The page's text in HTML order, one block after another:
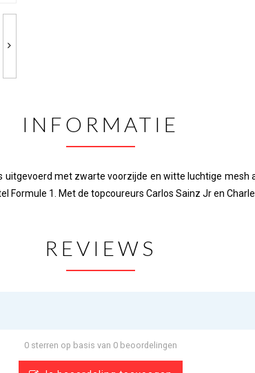
INFORMATIE
uitgevoerd met zwarte voorzijde en witte luchtige
Formule 1. Met de topcoureurs Carlos Sainz Jr en
REVIEWS
0 sterren op basis van 0 beoordelingen